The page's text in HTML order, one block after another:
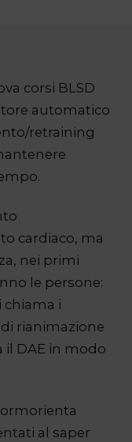
corsi BLSD
automatico
retraining
cardiaco, ma
nei primi
le persone:
chiama i
rianimazione
il DAE in modo
al saper